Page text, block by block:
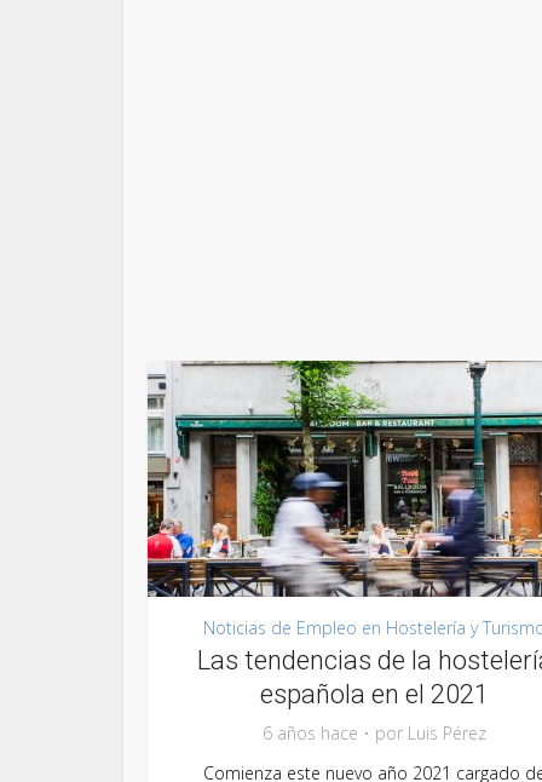
Noticias de Empleo en Hostelería y
Las tendencias de la
española en el 2021
6 años hace por Luis Pérez
Comienza este nuevo año 2021 cargado